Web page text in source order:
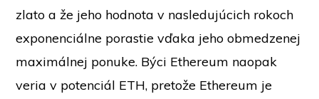
zlato a že jeho hodnota v nasledujúcich rokoch
exponenciálne porastie vďaka jeho obmedzenej
maximálnej ponuke. Býci Ethereum naopak
veria v potenciál ETH, pretože Ethereum je